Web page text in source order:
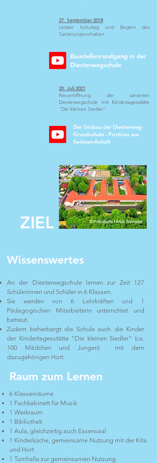
27. September 2018
Letzter Schultag und Beginn des
Sanierungsvorhaben
Baustellenrundgang in der
Diesterwegschule
20. Juli 2021
Neueröffnung der sanierten
Diesterwegschule mit Kindertagesstätte
"Die kleinen Siedler"
ZIEL
Der Umbau der Diesterweg-
Grundschule - Postives aus
Sachsen-Anhalt
Wissenswertes
An der Diesterwegschule lernen zur Zeit 127
Schülerinnen und Schüler in 6 Klassen.
Sie werden von 6 Lehrkräften und 1
Pädagogischen Mitarbeiterin unterrichtet und
betreut.
Zudem beherbergt die Schule auch die Kinder
der Kindertagesstätte "Die kleinen Siedler" (ca.
100 Mädchen und Jungen) mit dem
dazugehörigen Hort.
Raum zum Lernen
6 Klassenräume
1 Fachkabinett für Musik
1 Werkraum
1 Bibliothek
1 Aula, gleichzeitig auch Essensaal
1 Kinderküche, gemeinsame Nutzung mit der Kita
und Hort
1 Turnhalle zur gemeinsamen Nutzung